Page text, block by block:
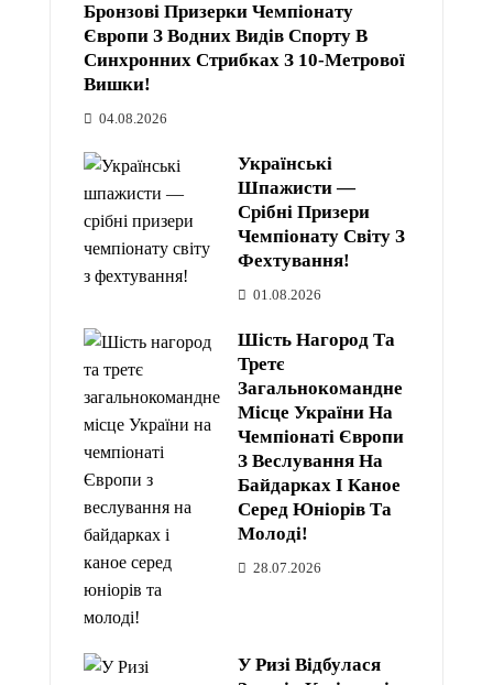
Бронзові Призерки Чемпіонату
Європи З Водних Видів Спорту В
Синхронних Стрибках З 10-Метрової
Вишки!
04.08.2026
Українські
Шпажисти —
Срібні Призери
Чемпіонату Світу З
Фехтування!
01.08.2026
Шість Нагород Та
Третє
Загальнокомандне
Місце України На
Чемпіонаті Європи
З Веслування На
Байдарках І Каное
Серед Юніорів Та
Молоді!
28.07.2026
У Ризі Відбулася